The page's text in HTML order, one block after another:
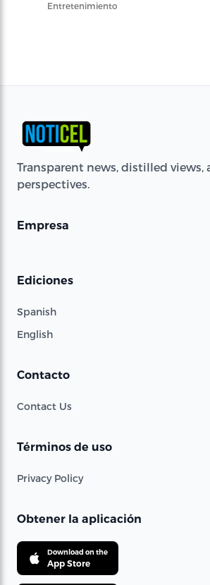
Entretenimiento
Transparent news, distilled views,
perspectives.
Empresa
Ediciones
Spanish
English
Contacto
Contact Us
Términos de uso
Privacy Policy
Obtener la aplicación
Download on the
App Store